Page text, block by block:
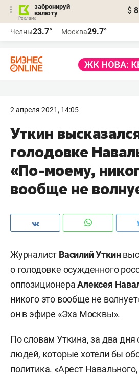
забронируй
валюту
$
Челны23.7° Москва29.7°
2 апреля 2021, 14:05
Уткин
голодовке
«По-моему,
вообще не
Журналист Василий Уткин
о голодовке осужденного
оппозиционераАлексея
никого это вообще не
он в эфире «Эха Москвы».
По словам Уткина, за два дня
людей, которые хотели бы
политика. «Арест